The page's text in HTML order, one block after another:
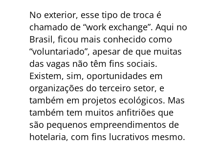
No exterior, esse tipo de troca é
chamado de “work exchange”. Aqui no
Brasil, ficou mais conhecido como
“voluntariado”, apesar de que muitas
das vagas não têm fins sociais.
Existem, sim, oportunidades em
organizações do terceiro setor, e
também em projetos ecológicos. Mas
também tem muitos anfitriões que
são pequenos empreendimentos de
hotelaria, com fins lucrativos mesmo.